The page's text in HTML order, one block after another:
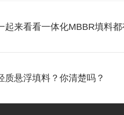
起来看看一体化MBBR填料
质悬浮填料？你清楚吗？